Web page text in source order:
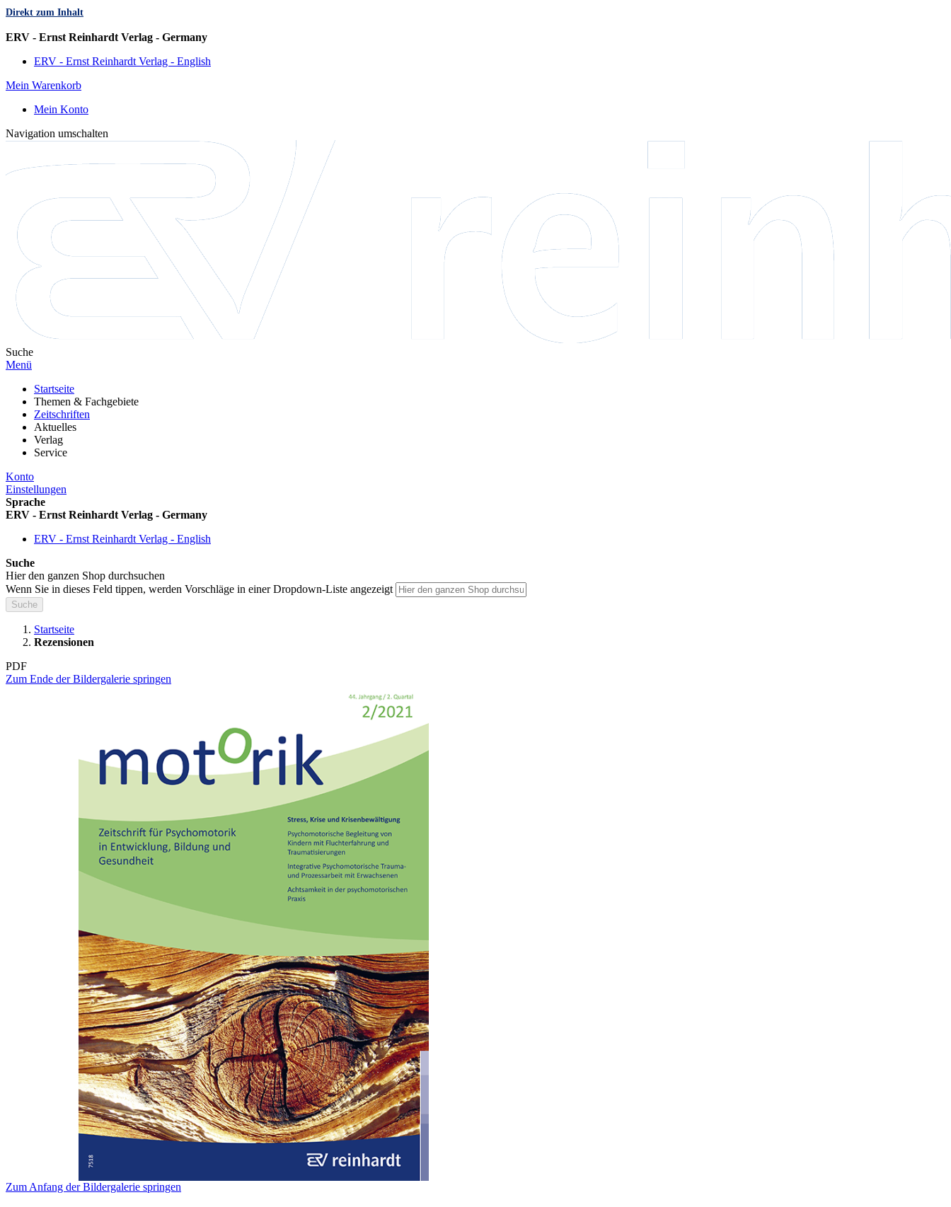
Direkt zum Inhalt
ERV - Ernst Reinhardt Verlag - Germany
ERV - Ernst Reinhardt Verlag - English
Mein Warenkorb
Mein Konto
Navigation umschalten
Suche
Menü
Startseite
Themen & Fachgebiete
Zeitschriften
Aktuelles
Verlag
Service
Konto
Einstellungen
Sprache
ERV - Ernst Reinhardt Verlag - Germany
ERV - Ernst Reinhardt Verlag - English
Suche
Hier den ganzen Shop durchsuchen
Wenn Sie in dieses Feld tippen, werden Vorschläge in einer Dropdown-Liste angezeigt
Suche
Startseite
Rezensionen
PDF
Zum Ende der Bildergalerie springen
Zum Anfang der Bildergalerie springen